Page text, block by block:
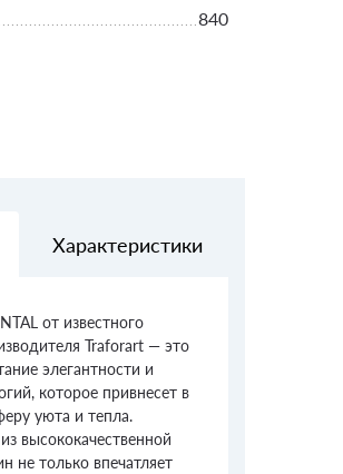
840
Характеристики
от известного
Traforart — это
элегантности и
которое привнесет в
уюта и тепла.
высококачественной
не только впечатляет